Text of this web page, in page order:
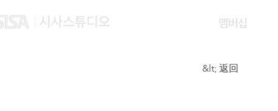
맴버십
&lt; 返回